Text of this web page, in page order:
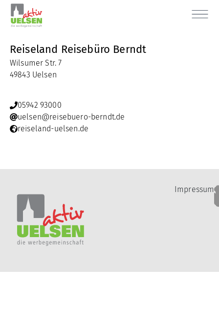
Reiseland Reisebüro Berndt
Wilsumer Str. 7
49843 Uelsen
05942 93000
uelsen@reisebuero-berndt.de
reiseland-uelsen.de
Impressum